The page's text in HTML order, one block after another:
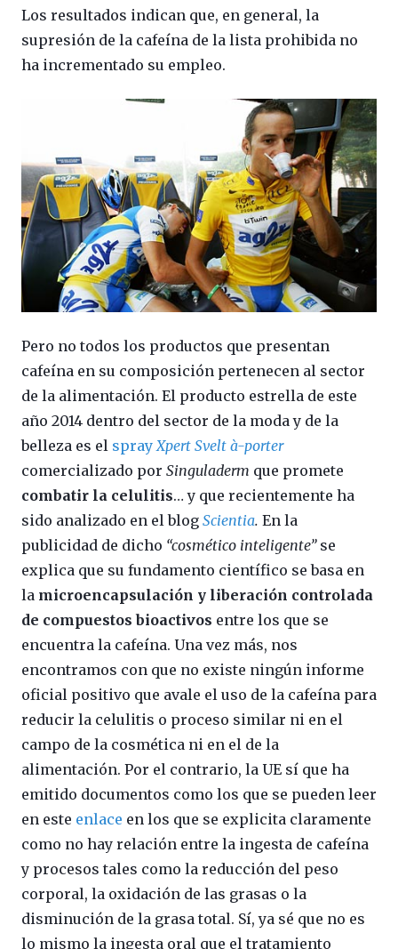
Los resultados indican que, en general, la
supresión de la cafeína de la lista prohibida no
ha incrementado su empleo.
Pero no todos los productos que presentan
cafeína en su composición pertenecen al sector
de la alimentación. El producto estrella de este
año 2014 dentro del sector de la moda y de la
belleza es el spray Xpert Svelt à-porter
comercializado por Singuladerm que promete
combatir la celulitis… y que recientemente ha
sido analizado en el blog Scientia. En la
publicidad de dicho “cosmético inteligente”se
explica que su fundamento científico se basa en
la microencapsulación y liberación controlada
de compuestos bioactivos entre los que se
encuentra la cafeína. Una vez más, nos
encontramos con que no existe ningún informe
oficial positivo que avale el uso de la cafeína para
reducir la celulitis o proceso similar ni en el
campo de la cosmética ni en el de la
alimentación. Por el contrario, la UE sí que ha
emitido documentos como los que se pueden leer
en este enlace en los que se explicita claramente
como no hay relación entre la ingesta de cafeína
y procesos tales como la reducción del peso
corporal, la oxidación de las grasas o la
disminución de la grasa total. Sí, ya sé que no es
lo mismo la ingesta oral que el tratamiento